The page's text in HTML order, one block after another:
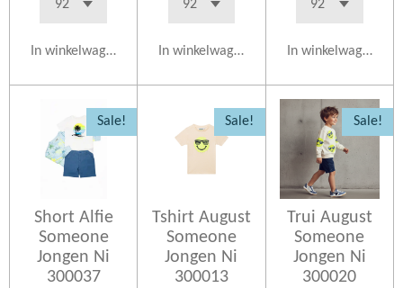
In winkelwagen In winkelwagen In winkelwagen
Sale!
Short Alfie
Someone
Jongen Ni
300037
Sale!
Tshirt August
Someone
Jongen Ni
300013
Sale!
Trui August
Someone
Jongen Ni
300020